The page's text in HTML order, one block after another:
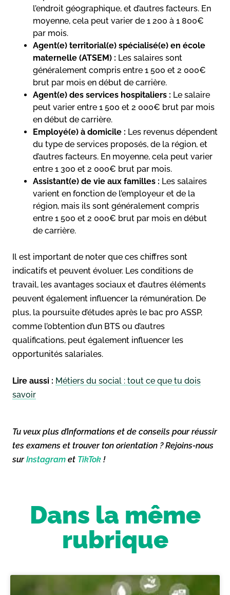
l’endroit géographique, et d’autres facteurs. En
moyenne, cela peut varier de 1 200 à 1 800€
par mois.
Agent(e) territorial(e) spécialisé(e) en école
maternelle (ATSEM) : Les salaires sont
généralement compris entre 1 500 et 2 000€
brut par mois en début de carrière.
Agent(e) des services hospitaliers : Le salaire
peut varier entre 1 500 et 2 000€ brut par mois
en début de carrière.
Employé(e) à domicile : Les revenus dépendent
du type de services proposés, de la région, et
d’autres facteurs. En moyenne, cela peut varier
entre 1 300 et 2 000€ brut par mois.
Assistant(e) de vie aux familles : Les salaires
varient en fonction de l’employeur et de la
région, mais ils sont généralement compris
entre 1 500 et 2 000€ brut par mois en début
de carrière.
Il est important de noter que ces chiffres sont
indicatifs et peuvent évoluer. Les conditions de
travail, les avantages sociaux et d’autres éléments
peuvent également influencer la rémunération. De
plus, la poursuite d’études après le bac pro ASSP,
comme l’obtention d’un BTS ou d’autres
qualifications, peut également influencer les
opportunités salariales.
Lire aussi : Métiers du social : tout ce que tu dois
savoir
Tu veux plus d’informations et de conseils pour réussir
tes examens et trouver ton orientation ? Rejoins-nous
surInstagram et TikTok !
Dans la même
rubrique